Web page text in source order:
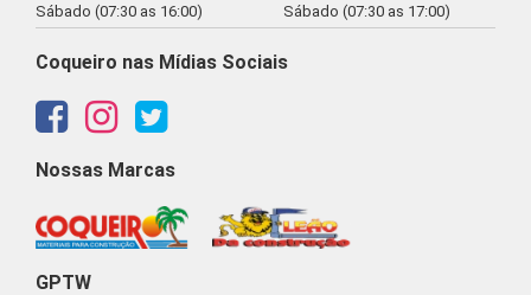
Sábado (07:30 as 16:00)
Sábado (07:30 as 17:00)
Coqueiro nas Mídias Sociais
Nossas Marcas
GPTW